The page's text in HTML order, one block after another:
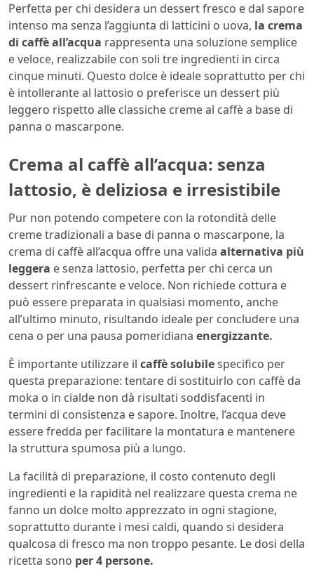
Perfetta per chi desidera un dessert fresco e dal sapore
intenso ma senza l’aggiunta di latticini o uova, la crema
di caffè all’acqua rappresenta una soluzione semplice
e veloce, realizzabile con soli tre ingredienti in circa
cinque minuti. Questo dolce è ideale soprattutto per chi
è intollerante al lattosio o preferisce un dessert più
leggero rispetto alle classiche creme al caffè a base di
panna o mascarpone.
Crema al caffè all’acqua: senza
lattosio, è deliziosa e irresistibile
Pur non potendo competere con la rotondità delle
creme tradizionali a base di panna o mascarpone, la
crema di caffè all’acqua offre una valida alternativa più
leggera e senza lattosio, perfetta per chi cerca un
dessert rinfrescante e veloce. Non richiede cottura e
può essere preparata in qualsiasi momento, anche
all’ultimo minuto, risultando ideale per concludere una
cena o per una pausa pomeridiana energizzante.
È importante utilizzare il caffè solubilespecifico per
questa preparazione: tentare di sostituirlo con caffè da
moka o in cialde non dà risultati soddisfacenti in
termini di consistenza e sapore. Inoltre, l’acqua deve
essere fredda per facilitare la montatura e mantenere
la struttura spumosa più a lungo.
La facilità di preparazione, il costo contenuto degli
ingredienti e la rapidità nel realizzare questa crema ne
fanno un dolce molto apprezzato in ogni stagione,
soprattutto durante i mesi caldi, quando si desidera
qualcosa di fresco ma non troppo pesante. Le dosi della
ricetta sono per 4 persone.